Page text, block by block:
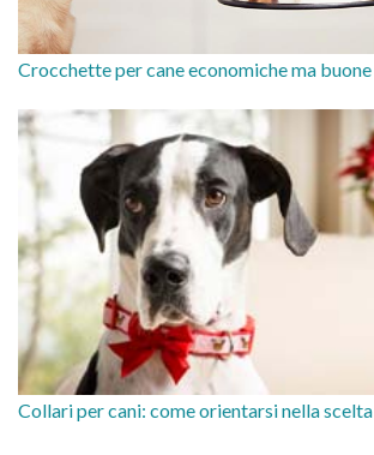
Crocchette per cane economiche ma buone
Collari per cani: come orientarsi nella scelta